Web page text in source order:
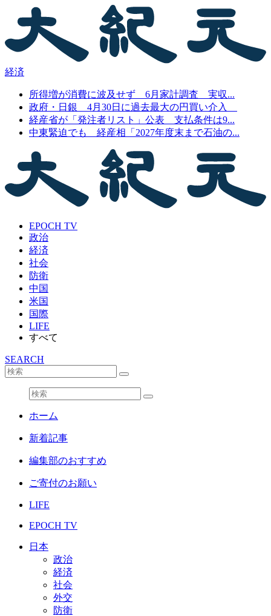
経済
所得増が消費に波及せず 6月家計調査 実収...
政府・日銀 4月30日に過去最大の円買い介入
経産省が「発注者リスト」公表 支払条件は9...
中東緊迫でも 経産相「2027年度末まで石油の...
EPOCH TV
政治
経済
社会
防衛
中国
米国
国際
LIFE
すべて
SEARCH
ホーム
新着記事
編集部のおすすめ
ご寄付のお願い
LIFE
EPOCH TV
日本
政治
経済
社会
外交
防衛